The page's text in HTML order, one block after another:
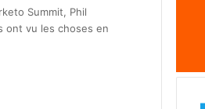
Summit, Phil
ont vu les choses en